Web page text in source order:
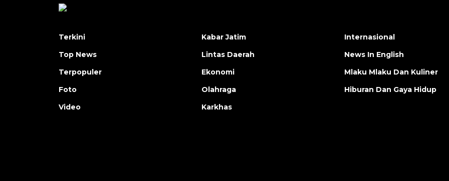
Terkini
Top News
Terpopuler
Foto
Video
Kabar Jatim
Lintas Daerah
Ekonomi
Olahraga
Karkhas
Internasional
News In English
Mlaku Mlaku Dan Kuliner
Hiburan Dan Gaya Hidup